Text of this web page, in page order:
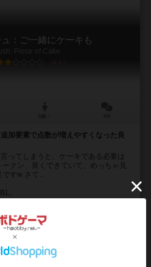
：ご一緒にケーキも
Piece of Cake
6.6
加要素で点数が増えやすくなった良
ってしまうと、ケーキである必要は
クン、良くできていて、めっちゃ見
ですw さて...
Klub Kft.）
78
お気に入り